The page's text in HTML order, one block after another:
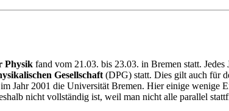
Physikfand vom 21.03. bis 23.03. in Bremen statt. Jedes
Gesellschaft(DPG) statt. Dies gilt auch für
Jahr 2001 die Universität Bremen. Hier einige wenige
nicht vollständig ist, weil man nicht alle parallel